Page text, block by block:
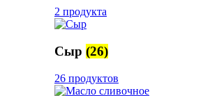
2 продукта
Сыр (26)
26 продуктов